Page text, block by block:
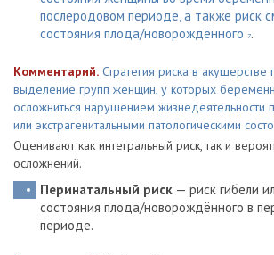
послеродовом ­периоде, а также риск
состояния плода/новорождённого 7.
Комментарий. Стратегия риска в акушерстве
выделение групп женщин, у которых
осложниться нарушением жизнедеятельности
или экстрагенитальными патологическими
Оценивают как интегральный риск, так и
осложнений.
Перинатальный риск — риск гибели
состояния плода/новорождённого в
периоде.